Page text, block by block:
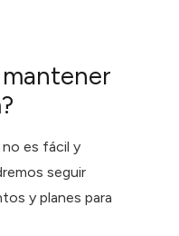
es fácil y
seguir
y planes para